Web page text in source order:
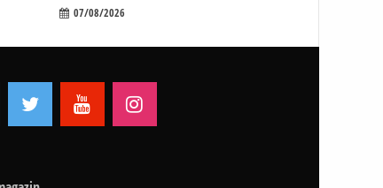
07/08/2026